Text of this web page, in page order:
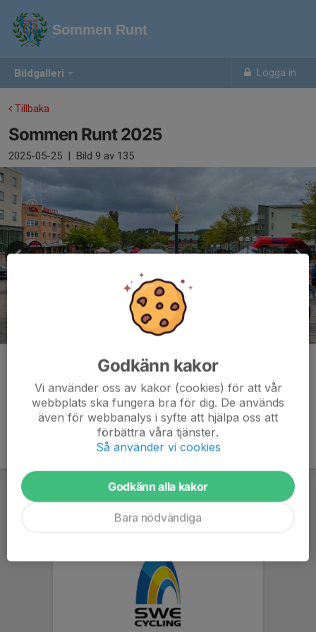
Bildgalleri Logga in
Sommen Runt
Tillbaka
Sommen Runt 2025
2025-05-25 | Bild 9 av 135
Godkänn kakor
Vi använder oss av kakor (cookies) för att vår
webbplats ska fungera bra för dig. De används
även för webbanalys i syfte att hjälpa oss att
förbättra våra tjänster.
Så använder vi cookies
Godkänn alla kakor
Bara nödvändiga